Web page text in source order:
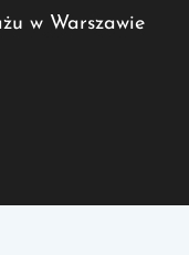
w Warszawie